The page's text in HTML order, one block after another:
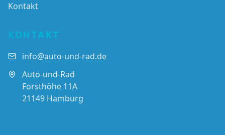
Kontakt
KONTAKT
info@auto-und-rad.de
Auto-und-Rad
Forsthöhe 11A
21149 Hamburg